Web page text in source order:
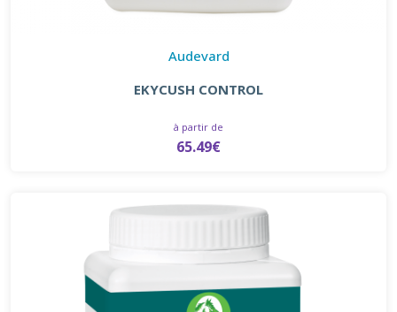
Audevard
EKYCUSH CONTROL
à partir de
65.49€